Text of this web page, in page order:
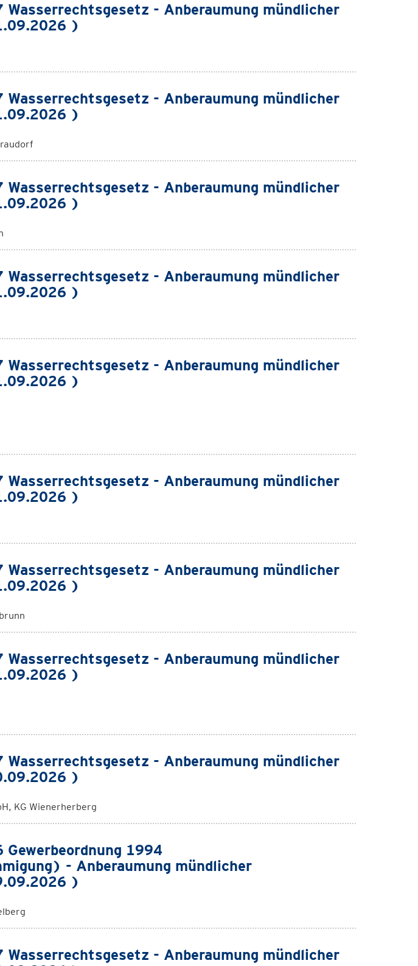
Wasserrechtsgesetz - Anberaumung mündlicher
)
Wasserrechtsgesetz - Anberaumung mündlicher
)
Wasserrechtsgesetz - Anberaumung mündlicher
)
Wasserrechtsgesetz - Anberaumung mündlicher
)
Wasserrechtsgesetz - Anberaumung mündlicher
)
Wasserrechtsgesetz - Anberaumung mündlicher
)
Wasserrechtsgesetz - Anberaumung mündlicher
)
Wasserrechtsgesetz - Anberaumung mündlicher
)
Wasserrechtsgesetz - Anberaumung mündlicher
)
KG Wienerherberg
1994
- Anberaumung mündlicher
)
Wasserrechtsgesetz - Anberaumung mündlicher